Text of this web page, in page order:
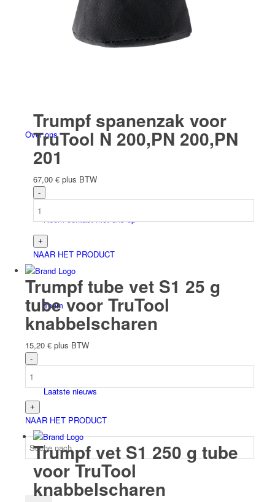
Befesti­gungs­technik
Over ons
Neem contact met ons op
Team
Laatste nieuws
Trumpf spanenzak voor
TruTool N 200,PN 200,PN
201
67,00 € plus BTW
NAAR HET PRODUCT
Trumpf tube vet S1 25 g
tube voor TruTool
knabbelscharen
15,20 € plus BTW
NAAR HET PRODUCT
Trumpf vet S1 250 g tube
voor TruTool
knabbelscharen